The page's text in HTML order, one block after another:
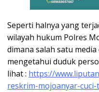
Seperti halnya yang
wilayah hukum Polres
dimana salah satu
mengetahui duduk
lihat : https://
reskrim-mojoanyar-